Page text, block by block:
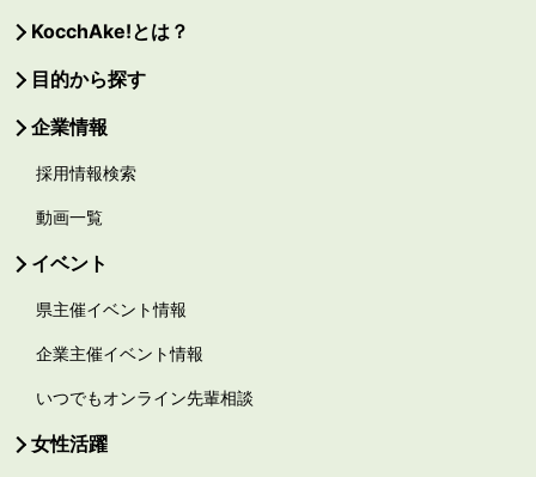
KocchAke!とは？
目的から探す
企業情報
採用情報検索
動画一覧
イベント
県主催イベント情報
企業主催イベント情報
いつでもオンライン先輩相談
女性活躍